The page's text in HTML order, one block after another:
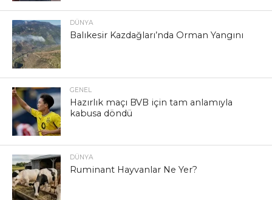
DÜNYA
Balıkesir Kazdağları’nda Orman Yangını
GENEL
Hazırlık maçı BVB için tam anlamıyla
kabusa döndü
DÜNYA
Ruminant Hayvanlar Ne Yer?